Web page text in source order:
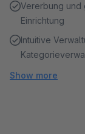
Vererbung und
Einrichtung
Intuitive
Show more